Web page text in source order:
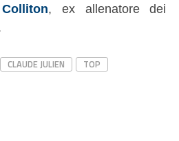
, ex allenatore dei
CLAUDE JULIEN TOP